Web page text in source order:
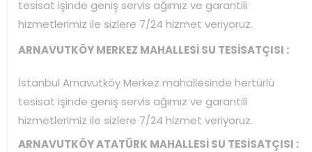
tesisat işinde geniş servis ağımız ve garantili
hizmetlerimiz ile sizlere 7/24 hizmet veriyoruz.
ARNAVUTKÖY MERKEZ MAHALLESİ SU TESİSATÇISI :
İstanbul Arnavutköy Merkez mahallesinde hertürlü
tesisat işinde geniş servis ağımız ve garantili
hizmetlerimiz ile sizlere 7/24 hizmet veriyoruz.
ARNAVUTKÖY ATATÜRK MAHALLESİ SU TESİSATÇISI :